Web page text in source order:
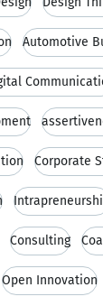
Automotive
Corporate
Consulting
Open Innovation